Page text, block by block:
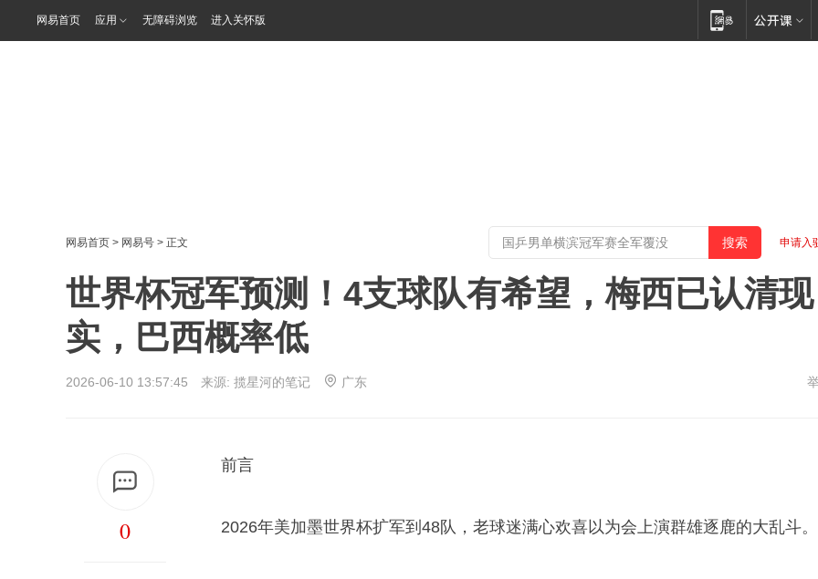
网易首页 应用 无障碍浏览 进入关怀版
网易首页 > 网易号 > 正文 申请入
世界杯冠军预测！4支球队有希望，梅西已认清现
实，巴西概率低
2026-06-10 13:57:45 来源: 揽星河的笔记 广东
0
前言
2026年美加墨世界杯扩军到48队，老球迷满心欢喜以为会上演群雄逐鹿的大乱斗。